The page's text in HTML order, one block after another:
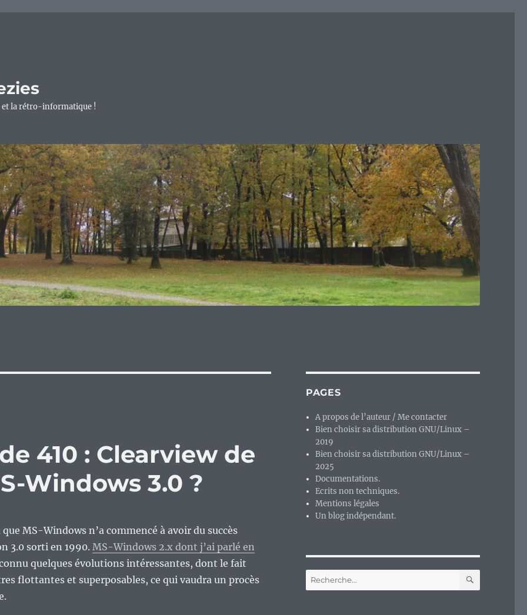
et la rétro-informatique !
410 : Clearview de
Windows 3.0 ?
MS-Windows n’a commencé à avoir du succès
3.0 sorti en 1990. MS-Windows 2.x dont j’ai parlé en
quelques évolutions intéressantes, dont le fait
flottantes et superposables, ce qui vaudra un procès
PAGES
A propos de l’auteur / Me contacter
Bien choisir sa distribution GNU/Linux –
2019
Bien choisir sa distribution GNU/Linux –
2025
Documentations.
Ecrits non techniques.
Mentions légales
Un blog indépendant.
Recherche
pour :